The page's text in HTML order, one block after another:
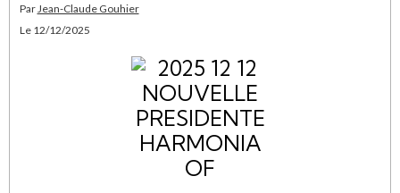
Par Jean-Claude Gouhier
Le 12/12/2025